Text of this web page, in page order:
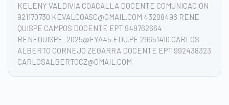
KELENY VALDIVIA COACALLA DOCENTE COMUNICACIÓN
921170730 KEVALCOASC@GMAIL.COM 43208496 RENE
QUISPE CAMPOS DOCENTE EPT 949762664
RENEQUISPE_2025@FYA45.EDU.PE 29651410 CARLOS
ALBERTO CORNEJO ZEGARRA DOCENTE EPT 992438323
CARLOSALBERTOCZ@GMAIL.COM